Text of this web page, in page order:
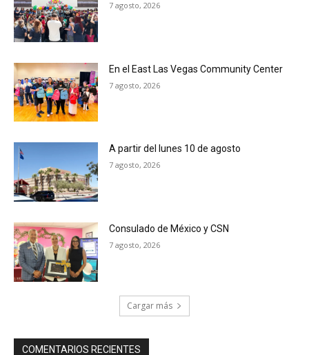
7 agosto, 2026
En el East Las Vegas Community Center
7 agosto, 2026
A partir del lunes 10 de agosto
7 agosto, 2026
Consulado de México y CSN
7 agosto, 2026
Cargar más
COMENTARIOS RECIENTES